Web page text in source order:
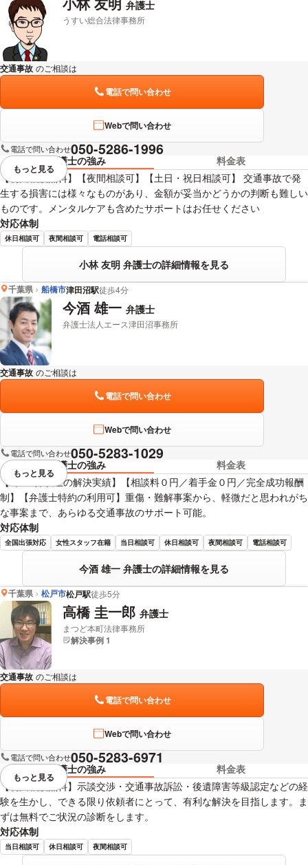
弁護士
うすい総合法律事務所
交通事故 のご相談は
電話で問い合わせ
Webで問い合わせ
電話で問い合わせ050-5286-1996
弁護士の強み
料金表
【初回相談無料】【夜間相談可】【土日・祝日相談可】 交通事故で発
生する損害には様々なものがあり、金額が妥当かどうかの判断も難しい
ものです。メンタルケアも含めたサポートはお任せください
対応体制
休日相談可 夜間相談可 電話相談可
小林 友明 弁護士の詳細情報を見る
視覚的に省略されている要素を
もっと見る
千葉県 船橋市津田沼駅徒歩4分
今酒 雄一 弁護士
弁護士法人エース津田沼事務所
交通事故 のご相談は
電話で問い合わせ
Webで問い合わせ
電話で問い合わせ050-5283-1029
弁護士の強み
料金表
【1,500件以上の解決実績】【相談料０円／着手金０円／完全成功報酬
制】【弁護士特約の利用可】重傷・難解事案から、軽微だと思われがち
な事案まで、あらゆる交通事故のサポート可能。
対応体制
全国出張対応 女性スタッフ在籍 当日相談可 休日相談可 夜間相談可 電話相談可
今酒 雄一 弁護士の詳細情報を見る
視覚的に省略されている要素を
もっと見る
千葉県 松戸市松戸駅徒歩5分
高橋 圭一郎 弁護士
まつど本町法律事務所
解決事例 1
交通事故 のご相談は
電話で問い合わせ
Webで問い合わせ
電話で問い合わせ050-5283-6971
弁護士の強み
料金表
【初回相談無料】示談交渉・交通事故訴訟・後遺障害等級認定などの経
験を生かし、できる限り依頼者にとって、有利な解決を目指します。ま
ずは無料でご状況の診断をします。
対応体制
当日相談可 休日相談可 夜間相談可
視覚的に省略されている要素を
もっと見る